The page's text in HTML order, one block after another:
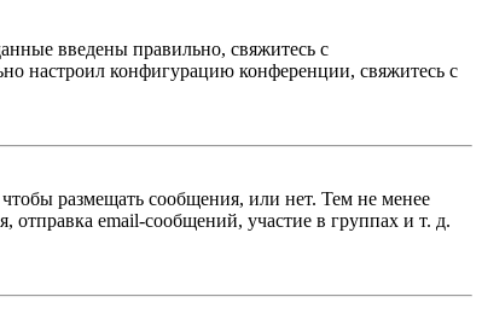
введены правильно, свяжитесь с
настроил конфигурацию конференции, свяжитесь с
размещать сообщения, или нет. Тем не менее
email-сообщений, участие в группах и т. д.